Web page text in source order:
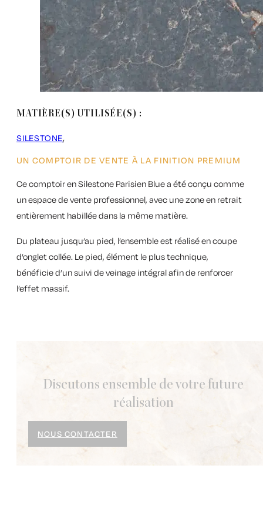
MATIÈRE(S) UTILISÉE(S) :
SILESTONE
UN COMPTOIR DE VENTE À LA FINITION PREMIUM
Ce comptoir enSilestone Parisien Bluea été conçu comme
un espace de vente professionnel, avec une zone en retrait
entièrement habillée dans la même matière.
Du plateau jusqu’au pied, l’ensemble est réalisé encoupe
d’onglet collée. Le pied, élément le plus technique,
bénéficie d’unsuivi de veinage intégralafin de renforcer
l’effet massif.
Discutons ensemble de votre future
réalisation
NOUS CONTACTER